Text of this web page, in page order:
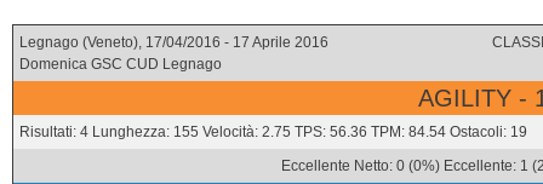
Legnago (Veneto), 17/04/2016 - 17 Aprile 2016
Domenica GSC CUD Legnago
AGILITY -
Risultati: 4 Lunghezza: 155 Velocità: 2.75 TPS: 56.36 TPM: 84.54 Ostacoli: 19
Eccellente Netto: 0 (0%) Eccellente: 1